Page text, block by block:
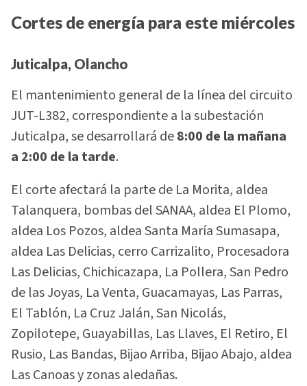
Cortes de energía para este miércoles
Juticalpa, Olancho
El mantenimiento general de la línea del circuito
JUT-L382, correspondiente a la subestación
Juticalpa, se desarrollará de8:00 de la mañana
a 2:00 de la tarde.
El corte afectará la parte de La Morita, aldea
Talanquera, bombas del SANAA, aldea El Plomo,
aldea Los Pozos, aldea Santa María Sumasapa,
aldea Las Delicias, cerro Carrizalito, Procesadora
Las Delicias, Chichicazapa, La Pollera, San Pedro
de las Joyas, La Venta, Guacamayas, Las Parras,
El Tablón, La Cruz Jalán, San Nicolás,
Zopilotepe, Guayabillas, Las Llaves, El Retiro, El
Rusio, Las Bandas, Bijao Arriba, Bijao Abajo, aldea
Las Canoas y zonas aledañas.